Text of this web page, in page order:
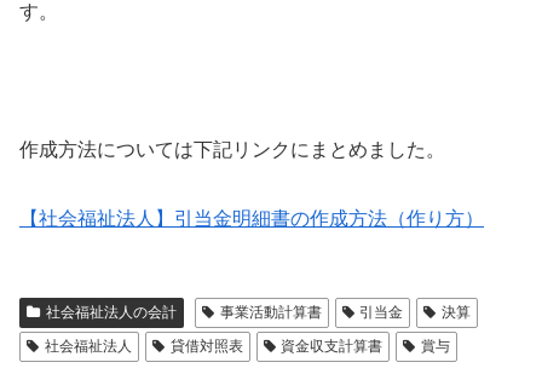
す。
作成方法については下記リンクにまとめました。
【社会福祉法人】引当金明細書の作成方法（作り方）
社会福祉法人の会計 事業活動計算書 引当金
決算
社会福祉法人
貸借対照表 資金収支計算書 賞与